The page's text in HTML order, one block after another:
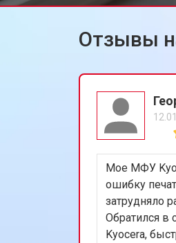
Отзывы
Мое МФУ
ошибку
затрудняло
Обратился в
Kyocera,